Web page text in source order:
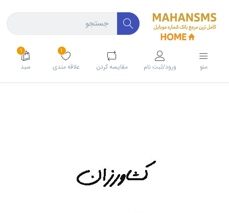
منو ورود/ثبت نام مقايسه كردن
1
علاقه مندی
1
سبد